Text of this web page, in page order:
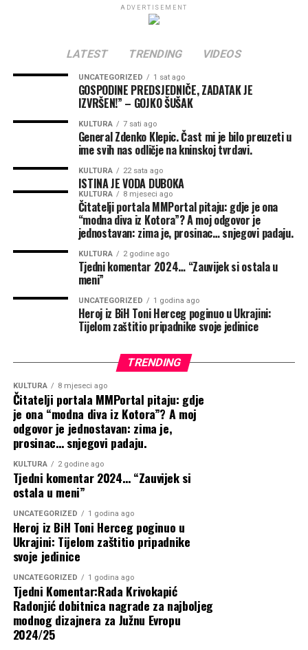
opere tragove. Ne kao rečenicu izgovorenu samo da bi
Nego kao unutrašnju težinu koja ga menja.
A čovek bez savesti ne nosi krivicu.
Zato takvi ljudi ne pokušavaju da razumeju tvoju istinu.
Oni pokušavaju da je utišaju. Ne zato što je netačna,
nego zato što ima svedoka.
A čovek koji se boji svedoka ne traži mir.
Traži način da ukloni tragove.
I to su one nevidljive terazije na kojima se najtačnije meri
Ne po tome koliko lepo govori o sebi.
Ne po tome koliko mirno izgleda pred drugima.
Nego po tome šta uradi kada mu se pokaže istina koju
Tu se vidi ko ima savest.
A ko samo ima strah da mu maska ne padne pred
pogrešnim ljudima.
Jer istina ne uništava pravednog čoveka.
Ona samo skida masku onome ko je od početka gradio
sebe na laži.
Autor: Jasmina Jovanovski
#istina #savest #granice #odgovornost #manipulacija
#samopostovanje #emocionalnainteligencija
#psihologijazivota #unutrasnjimir
ADVERTISEMENT
LATEST TRENDING VIDEOS
UNCATEGORIZED 1 sat ago
GOSPODINE PREDSJEDNIČE, ZADATAK JE
IZVRŠEN!” – GOJKO ŠUŠAK
KULTURA 7 sati ago
General Zdenko Klepic. Čast mi je bilo preuzeti u
ime svih nas odličje na kninskoj tvrdavi.
KULTURA 22 sata ago
ISTINA JE VODA DUBOKA
KULTURA 8 mjeseci ago
Čitatelji portala MMPortal pitaju: gdje je ona
“modna diva iz Kotora”? A moj odgovor je
jednostavan: zima je, prosinac… snjegovi padaju.
KULTURA 2 godine ago
Tjedni komentar 2024… “Zauvijek si ostala u
meni”
UNCATEGORIZED 1 godina ago
Heroj iz BiH Toni Herceg poginuo u Ukrajini:
Tijelom zaštitio pripadnike svoje jedinice
TRENDING
KULTURA 8 mjeseci ago
Čitatelji portala MMPortal pitaju: gdje
je ona “modna diva iz Kotora”? A moj
odgovor je jednostavan: zima je,
prosinac… snjegovi padaju.
KULTURA 2 godine ago
Tjedni komentar 2024… “Zauvijek si
ostala u meni”
UNCATEGORIZED 1 godina ago
Heroj iz BiH Toni Herceg poginuo u
Ukrajini: Tijelom zaštitio pripadnike
svoje jedinice
UNCATEGORIZED 1 godina ago
Tjedni Komentar:Rada Krivokapić
Radonjić dobitnica nagrade za najboljeg
modnog dizajnera za Južnu Evropu
2024/25